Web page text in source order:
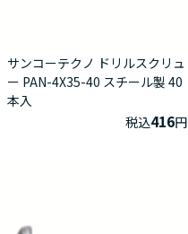
サンコーテクノ ドリルスクリュ
ー PAN-4X35-40 スチール製 40
本入
税込416円